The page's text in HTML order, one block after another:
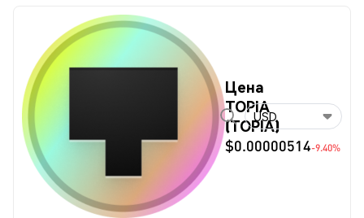
Цена
TOPIA
(TOPIA)
$0.00000514-9.40%
USD